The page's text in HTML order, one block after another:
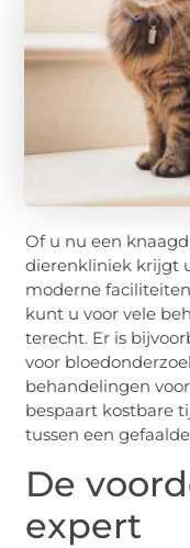
Of u nu een
dierenkliniek krijgt
moderne
kunt u voor vele
terecht. Er is
voor
behandelingen
bespaart kostbare
tussen een
De
expert